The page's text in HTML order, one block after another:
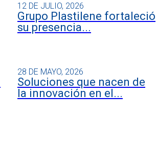
12 DE JULIO, 2026
Grupo Plastilene fortaleció
su presencia...
28 DE MAYO, 2026
Soluciones que nacen de
la innovación en el...